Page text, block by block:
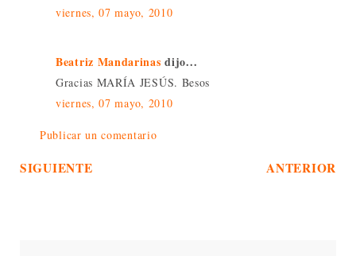
viernes, 07 mayo, 2010
Beatriz Mandarinas dijo...
Gracias MARÍA JESÚS. Besos
viernes, 07 mayo, 2010
Publicar un comentario
SIGUIENTE ANTERIOR